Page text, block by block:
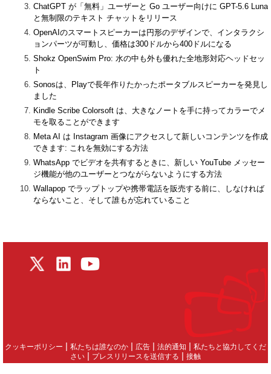
ChatGPT が「無料」ユーザーと Go ユーザー向けに GPT-5.6 Luna
と無制限のテキスト チャットをリリース
OpenAIのスマートスピーカーは円形のデザインで、インタラクシ
ョンパーツが可動し、価格は300ドルから400ドルになる
Shokz OpenSwim Pro: 水の中も外も優れた全地形対応ヘッドセッ
ト
Sonosは、Playで長年作りたかったポータブルスピーカーを発見し
ました
Kindle Scribe Colorsoft は、大きなノートを手に持ってカラーでメ
モを取ることができます
Meta AI は Instagram 画像にアクセスして新しいコンテンツを作成
できます: これを無効にする方法
WhatsApp でビデオを共有するときに、新しい YouTube メッセー
ジ機能が他のユーザーとつながらないようにする方法
Wallapop でラップトップや携帯電話を販売する前に、しなければ
ならないこと、そして誰もが忘れていること
クッキーポリシー | 私たちは誰なのか | 広告 | 法的通知 | 私たちと協力してくだ
さい | プレスリリースを送信する | 接触